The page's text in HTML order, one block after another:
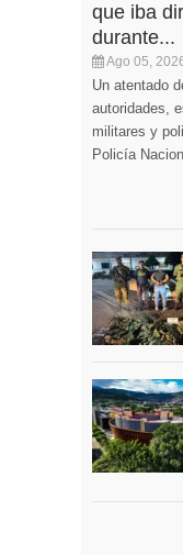
que iba
durante...
Ago 05,
Un atentado
autoridades,
militares y
Policía